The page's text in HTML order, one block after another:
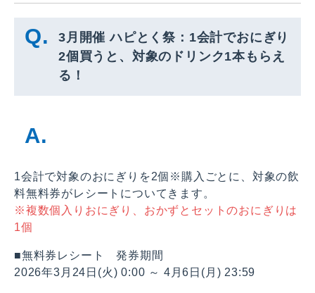
3月開催 ハピとく祭：1会計でおにぎり
2個買うと、対象のドリンク1本もらえ
る！
1会計で対象のおにぎりを2個※購入ごとに、対象の飲
料無料券がレシートについてきます。
※複数個入りおにぎり、おかずとセットのおにぎりは
1個
■無料券レシート 発券期間
2026年3月24日(火) 0:00 ～ 4月6日(月) 23:59